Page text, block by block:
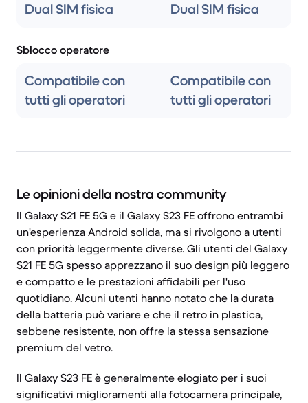
Dual SIM fisica Dual SIM fisica
Sblocco operatore
Compatibile con
tutti gli operatori
Compatibile con
tutti gli operatori
Le opinioni della nostra community
Il Galaxy S21 FE 5G e il Galaxy S23 FE offrono entrambi
un'esperienza Android solida, ma si rivolgono a utenti
con priorità leggermente diverse. Gli utenti del Galaxy
S21 FE 5G spesso apprezzano il suo design più leggero
e compatto e le prestazioni affidabili per l'uso
quotidiano. Alcuni utenti hanno notato che la durata
della batteria può variare e che il retro in plastica,
sebbene resistente, non offre la stessa sensazione
premium del vetro.
Il Galaxy S23 FE è generalmente elogiato per i suoi
significativi miglioramenti alla fotocamera principale,